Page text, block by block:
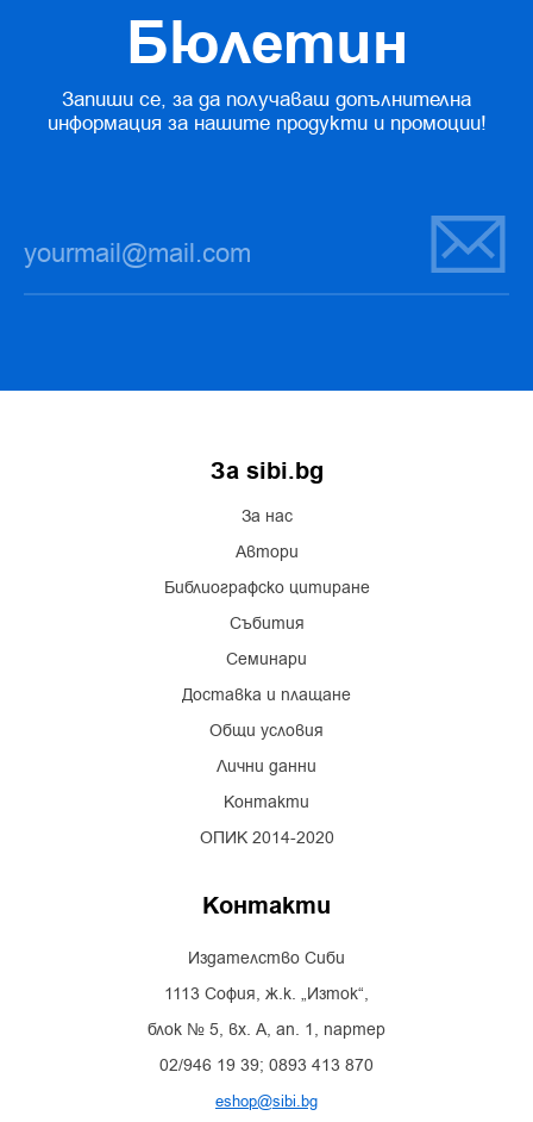
Бюлетин
Запиши се, за да получаваш допълнителна
информация за нашите продукти и промоции!
За sibi.bg
За нас
Автори
Библиографско цитиране
Събития
Семинари
Доставка и плащане
Общи условия
Лични данни
Контакти
ОПИК 2014-2020
Контакти
Издателство Сиби
1113 София, ж.к. „Изток“,
блок № 5, вх. А, ап. 1, партер
02/946 19 39; 0893 413 870
eshop@sibi.bg